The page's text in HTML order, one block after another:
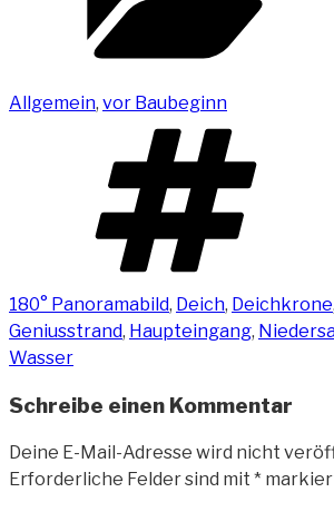
Allgemein, vor Baubeginn
180° Panoramabild, Deich, Deichkrone,
Geniusstrand, Haupteingang,
Wasser
Schreibe einen Kommentar
Deine E-Mail-Adresse wird nicht
Erforderliche Felder sind mit *